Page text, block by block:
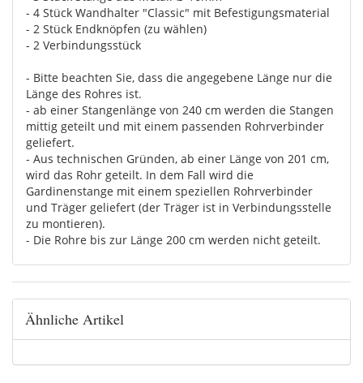
- 4 Stück Wandhalter "Classic" mit Befestigungsmaterial
- 2 Stück Endknöpfen (zu wählen)
- 2 Verbindungsstück
- Bitte beachten Sie, dass die angegebene Länge nur die
Länge des Rohres ist.
- ab einer Stangenlänge von 240 cm werden die Stangen
mittig geteilt und mit einem passenden Rohrverbinder
geliefert.
- Aus technischen Gründen, ab einer Länge von 201 cm,
wird das Rohr geteilt. In dem Fall wird die
Gardinenstange mit einem speziellen Rohrverbinder
und Träger geliefert (der Träger ist in Verbindungsstelle
zu montieren).
- Die Rohre bis zur Länge 200 cm werden nicht geteilt.
Ähnliche Artikel